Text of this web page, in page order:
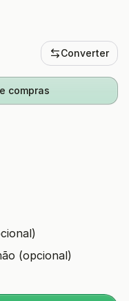
Converter
compras
(opcional)